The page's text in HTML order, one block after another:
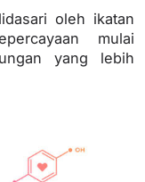
oleh ikatan
mulai
yang lebih